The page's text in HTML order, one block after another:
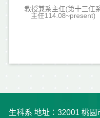
教授兼系主任(第十三任
主任114.08~present)
生科系 地址：32001 桃